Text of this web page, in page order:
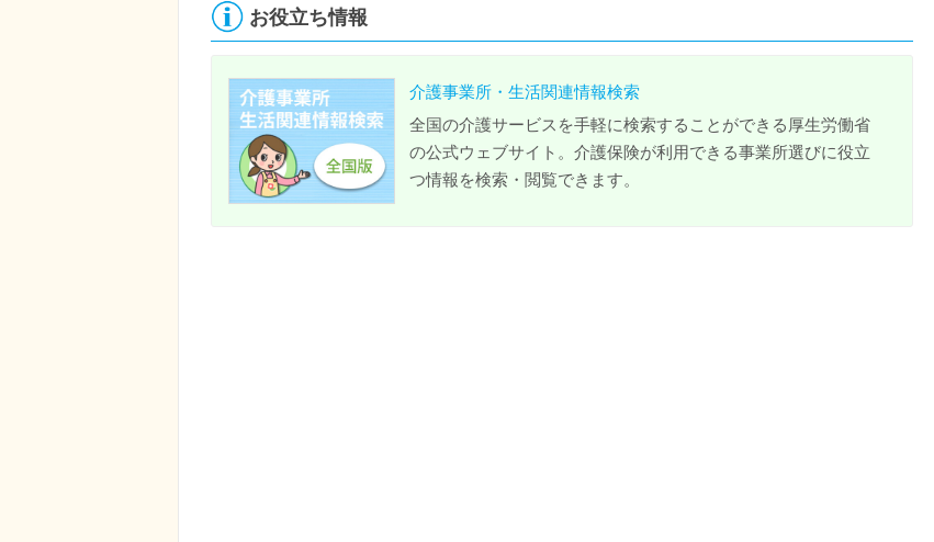
お役立ち情報
介護事業所・生活関連情報検索
全国の介護サービスを手軽に検索することができる厚生労働省
の公式ウェブサイト。介護保険が利用できる事業所選びに役立
つ情報を検索・閲覧できます。